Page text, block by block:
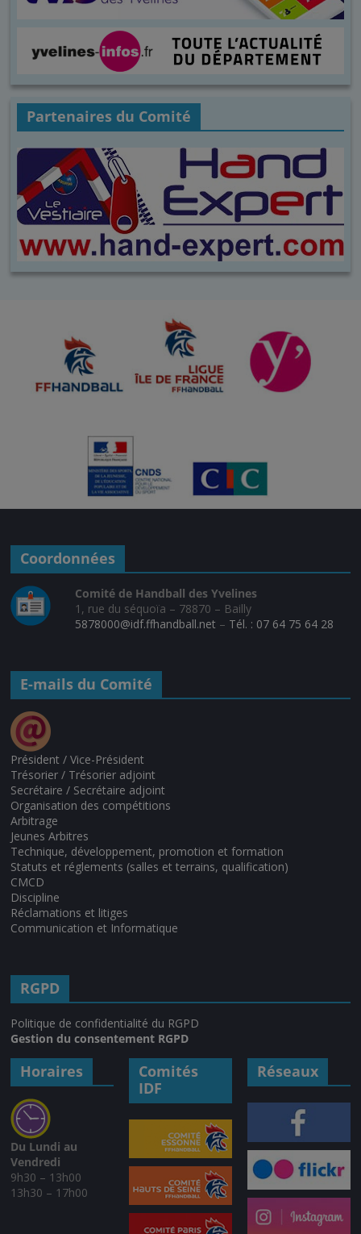
Partenaires du Comité
Coordonnées
Comité de Handball des Yvelines
1, rue du séquoïa – 78870 – Bailly
5878000@idf.ffhandball.net – Tél. : 07 64 75 64 28
E-mails du Comité
Président / Vice-Président
Trésorier / Trésorier adjoint
Secrétaire / Secrétaire adjoint
Organisation des compétitions
Arbitrage
Jeunes Arbitres
Technique, développement, promotion et formation
Statuts et réglements (salles et terrains, qualification)
CMCD
Discipline
Réclamations et litiges
Communication et Informatique
RGPD
Politique de confidentialité du RGPD
Gestion du consentement RGPD
Horaires
Du Lundi au
Vendredi
9h30 – 13h00
13h30 – 17h00
Comités
IDF
Réseaux